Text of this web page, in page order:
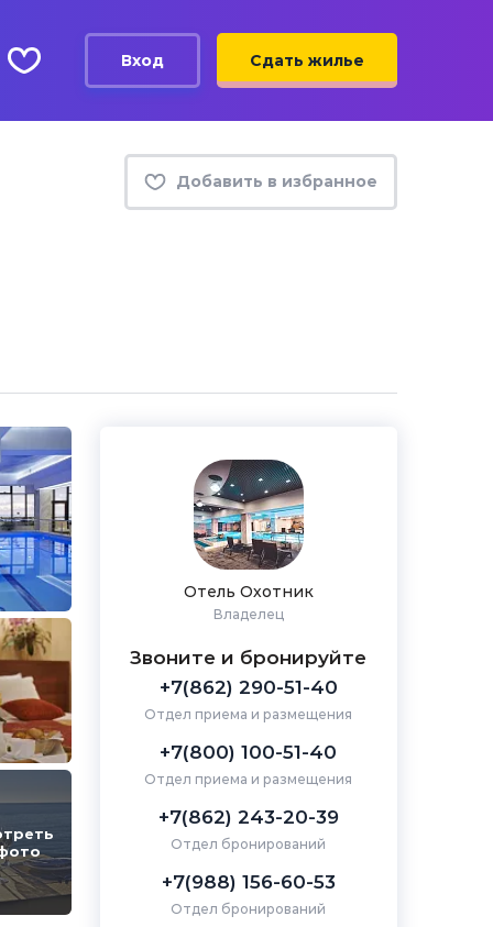
Вход Сдать жилье
Добавить в избранное
Отель Охотник
Владелец
Звоните и бронируйте
+7(862) 290-51-40
Отдел приема и размещения
+7(800) 100-51-40
Отдел приема и размещения
+7(862) 243-20-39
Отдел бронирований
+7(988) 156-60-53
Отдел бронирований